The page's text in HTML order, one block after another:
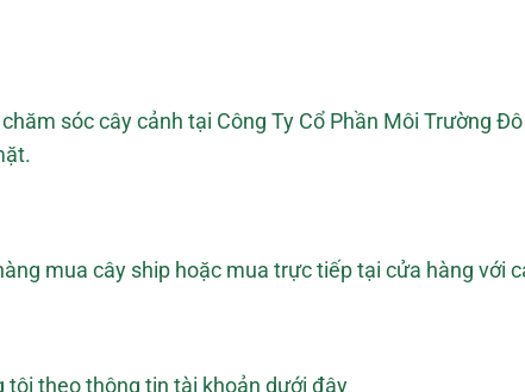
sóc cây cảnh tại Công Ty Cổ Phần Môi Trường
mua cây ship hoặc mua trực tiếp tại cửa hàng với
tôi theo thông tin tài khoản dưới đây